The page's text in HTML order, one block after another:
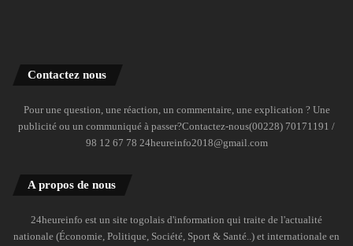
Contactez nous
Pour une question, une réaction, un commentaire, une explication ? Une
publicité ou un communiqué à passer?Contactez-nous(00228) 70171191 /
98 12 67 78 24heureinfo2018@gmail.com
A propos de nous
24heureinfo est un site togolais d'information qui traite de l'actualité
nationale (Économie, Politique, Société, Sport & Santé..) et internationale en